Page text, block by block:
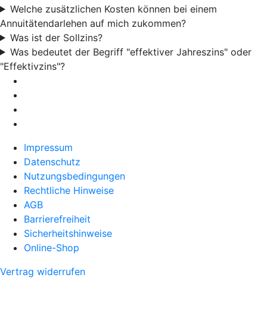
Welche zusätzlichen Kosten können bei einem
Annuitätendarlehen auf mich zukommen?
Was ist der Sollzins?
Was bedeutet der Begriff "effektiver Jahreszins" oder
"Effektivzins"?
Impressum
Datenschutz
Nutzungsbedingungen
Rechtliche Hinweise
AGB
Barrierefreiheit
Sicherheitshinweise
Online-Shop
Vertrag widerrufen